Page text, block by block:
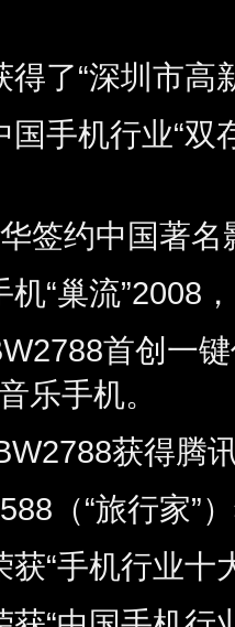
了“深圳市高
手机行业“双
签约中国著
机“巢流
首创一
乐手机。
获得腾
（“旅行家”
“手机行业十